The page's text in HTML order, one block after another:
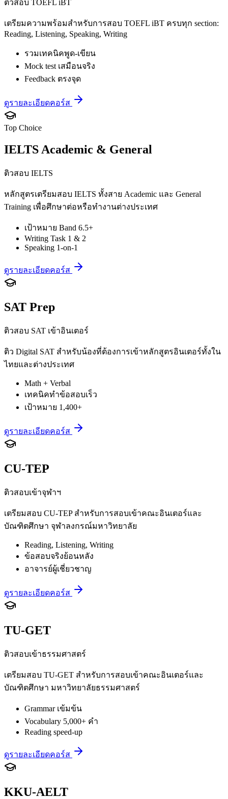
ติวสอบ TOEFL iBT
เตรียมความพร้อมสำหรับการสอบ TOEFL iBT ครบทุก section:
Reading, Listening, Speaking, Writing
รวมเทคนิคพูด-เขียน
Mock test เสมือนจริง
Feedback ตรงจุด
ดูรายละเอียดคอร์ส
Top Choice
IELTS Academic & General
ติวสอบ IELTS
หลักสูตรเตรียมสอบ IELTS ทั้งสาย Academic และ General
Training เพื่อศึกษาต่อหรือทำงานต่างประเทศ
เป้าหมาย Band 6.5+
Writing Task 1 & 2
Speaking 1-on-1
ดูรายละเอียดคอร์ส
SAT Prep
ติวสอบ SAT เข้าอินเตอร์
ติว Digital SAT สำหรับน้องที่ต้องการเข้าหลักสูตรอินเตอร์ทั้งใน
ไทยและต่างประเทศ
Math + Verbal
เทคนิคทำข้อสอบเร็ว
เป้าหมาย 1,400+
ดูรายละเอียดคอร์ส
CU-TEP
ติวสอบเข้าจุฬาฯ
เตรียมสอบ CU-TEP สำหรับการสอบเข้าคณะอินเตอร์และ
บัณฑิตศึกษา จุฬาลงกรณ์มหาวิทยาลัย
Reading, Listening, Writing
ข้อสอบจริงย้อนหลัง
อาจารย์ผู้เชี่ยวชาญ
ดูรายละเอียดคอร์ส
TU-GET
ติวสอบเข้าธรรมศาสตร์
เตรียมสอบ TU-GET สำหรับการสอบเข้าคณะอินเตอร์และ
บัณฑิตศึกษา มหาวิทยาลัยธรรมศาสตร์
Grammar เข้มข้น
Vocabulary 5,000+ คำ
Reading speed-up
ดูรายละเอียดคอร์ส
KKU-AELT